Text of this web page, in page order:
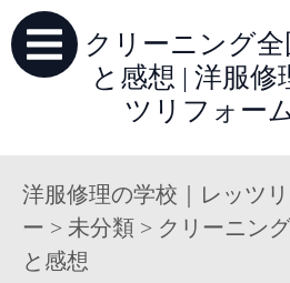
クリーニング
と感想 | 洋服修
ツリフォー
洋服修理の学校｜レッツ
ー > 未分類 > クリーニン
と感想